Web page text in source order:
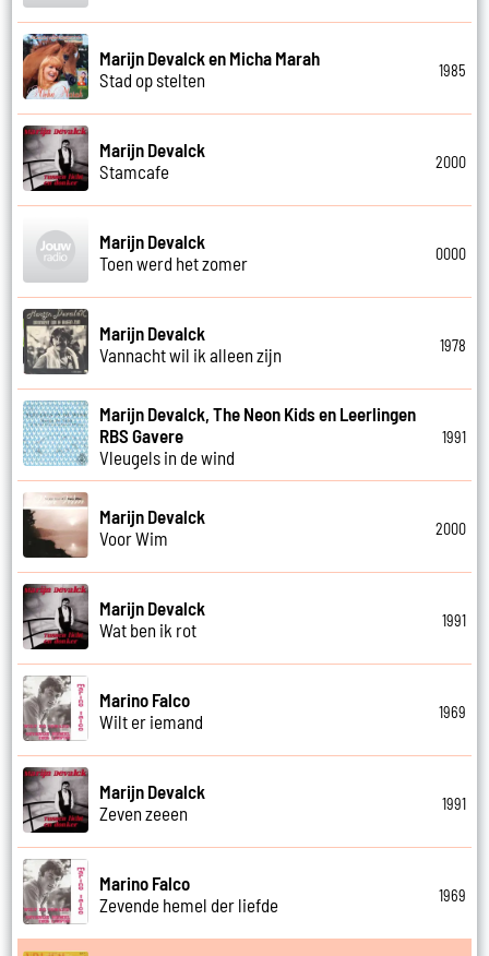
Marijn Devalck en Micha Marah
Stad op stelten
1985
Marijn Devalck
Stamcafe
2000
Marijn Devalck
Toen werd het zomer
0000
Marijn Devalck
Vannacht wil ik alleen zijn
1978
Marijn Devalck, The Neon Kids en Leerlingen
RBS Gavere
Vleugels in de wind
1991
Marijn Devalck
Voor Wim
2000
Marijn Devalck
Wat ben ik rot
1991
Marino Falco
Wilt er iemand
1969
Marijn Devalck
Zeven zeeen
1991
Marino Falco
Zevende hemel der liefde
1969